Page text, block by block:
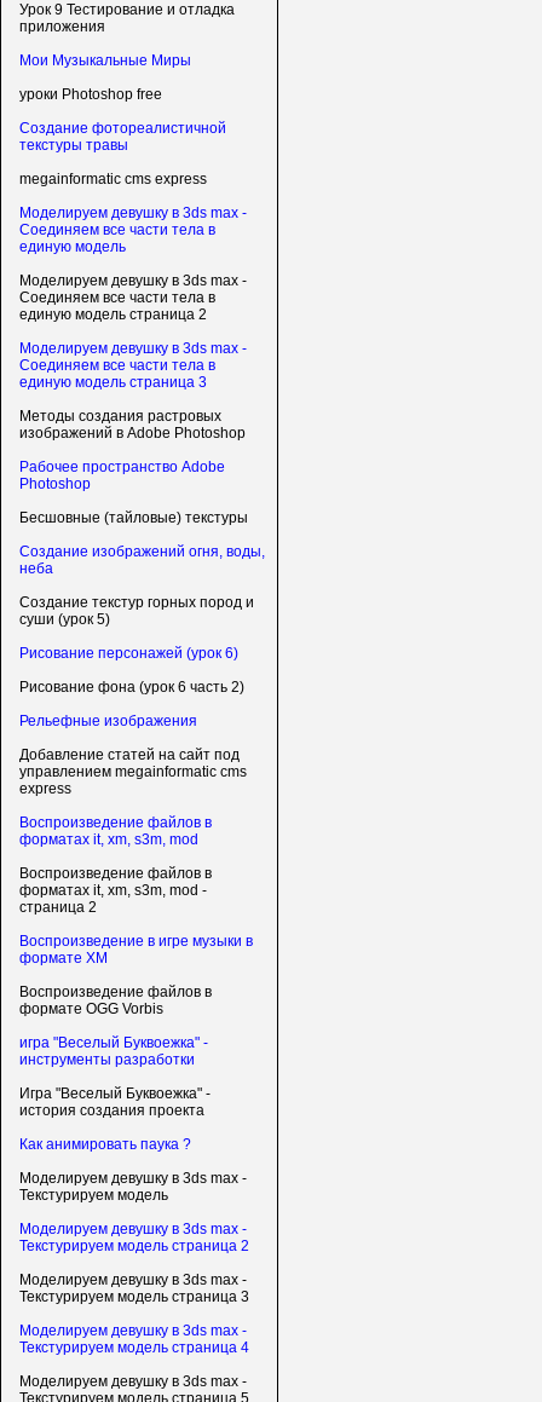
Урок 9 Тестирование и отладка
приложения
Мои Музыкальные Миры
уроки Photoshop free
Создание фотореалистичной
текстуры травы
megainformatic cms express
Моделируем девушку в 3ds max -
Соединяем все части тела в
единую модель
Моделируем девушку в 3ds max -
Соединяем все части тела в
единую модель страница 2
Моделируем девушку в 3ds max -
Соединяем все части тела в
единую модель страница 3
Методы создания растровых
изображений в Adobe Photoshop
Рабочее пространство Adobe
Photoshop
Бесшовные (тайловые) текстуры
Создание изображений огня, воды,
неба
Создание текстур горных пород и
суши (урок 5)
Рисование персонажей (урок 6)
Рисование фона (урок 6 часть 2)
Рельефные изображения
Добавление статей на сайт под
управлением megainformatic cms
express
Воспроизведение файлов в
форматах it, xm, s3m, mod
Воспроизведение файлов в
форматах it, xm, s3m, mod -
страница 2
Воспроизведение в игре музыки в
формате XM
Воспроизведение файлов в
формате OGG Vorbis
игра "Веселый Буквоежка" -
инструменты разработки
Игра "Веселый Буквоежка" -
история создания проекта
Как анимировать паука ?
Моделируем девушку в 3ds max -
Текстурируем модель
Моделируем девушку в 3ds max -
Текстурируем модель страница 2
Моделируем девушку в 3ds max -
Текстурируем модель страница 3
Моделируем девушку в 3ds max -
Текстурируем модель страница 4
Моделируем девушку в 3ds max -
Текстурируем модель страница 5